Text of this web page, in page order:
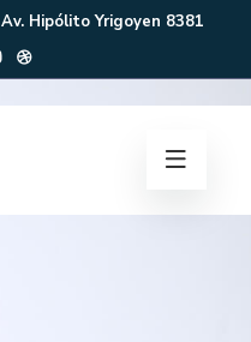
Av. Hipólito Yrigoyen 8381